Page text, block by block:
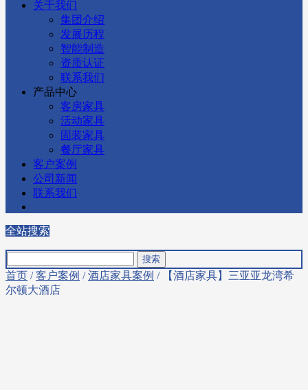
关于我们
集团介绍
发展历程
智能制造
资质认证
联系我们
产品中心
客房家具
活动家具
固装家具
餐厅家具
客户案例
公司新闻
联系我们
全站搜索
首页 /客户案例 /酒店家具案例 / 【酒店家具】三亚亚龙湾希
尔顿大酒店